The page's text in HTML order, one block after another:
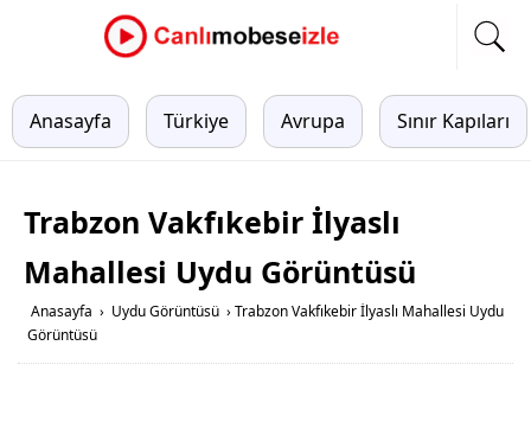
Anasayfa Türkiye Avrupa Sınır Kapıları
Trabzon Vakfıkebir İlyaslı
Mahallesi Uydu Görüntüsü
Anasayfa › Uydu Görüntüsü › Trabzon Vakfıkebir İlyaslı Mahallesi Uydu
Görüntüsü